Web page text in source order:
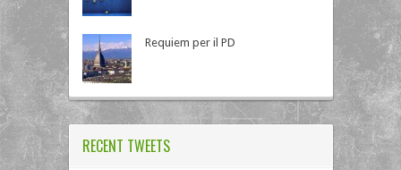
Requiem per il PD
RECENT TWEETS